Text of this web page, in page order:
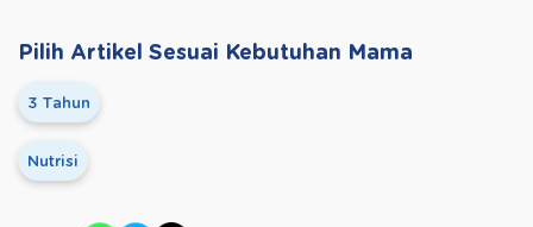
Pilih Artikel Sesuai Kebutuhan Mama
3 Tahun
Nutrisi